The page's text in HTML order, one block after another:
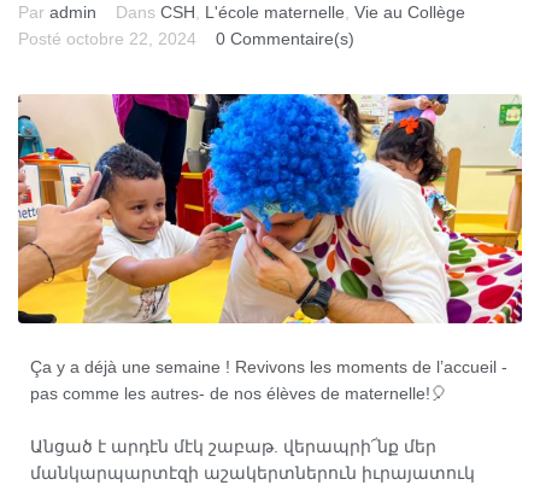
Par admin Dans CSH L'école maternelle Vie au Collège
Posté octobre 22, 2024 0 Commentaire(s)
Ça y a déjà une semaine ! Revivons les moments de l’accueil -
pas comme les autres- de nos élèves de maternelle!🎈
Անցած է արդէն մէկ շաբաթ. վերապրի՜նք մեր
մանկարպարտէզի աշակերտներուն իւրայատուկ